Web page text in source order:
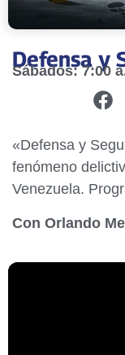
Defensa y
Sábados: 7:00
«Defensa y
fenómeno
Venezuela.
Con Orlando